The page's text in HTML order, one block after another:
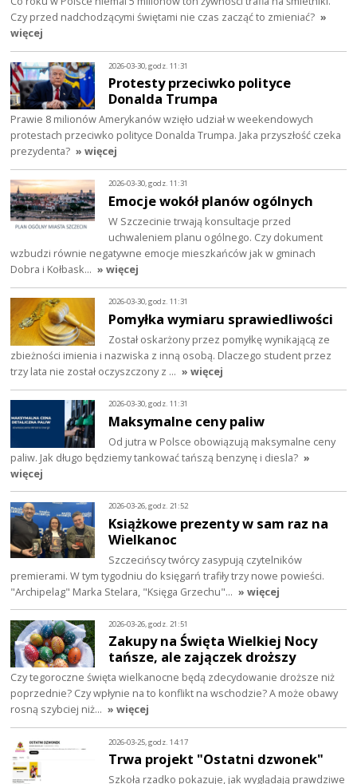
Czy przed nadchodzącymi świętami nie czas zacząć to zmieniać? »
więcej
2026-03-30, godz. 11:31
Protesty przeciwko polityce
Donalda Trumpa
Prawie 8 milionów Amerykanów wzięło udział w weekendowych
protestach przeciwko polityce Donalda Trumpa. Jaka przyszłość czeka
prezydenta? » więcej
2026-03-30, godz. 11:31
Emocje wokół planów ogólnych
W Szczecinie trwają konsultacje przed
uchwaleniem planu ogólnego. Czy dokument
wzbudzi równie negatywne emocje mieszkańców jak w gminach
Dobra i Kołbask… » więcej
2026-03-30, godz. 11:31
Pomyłka wymiaru sprawiedliwości
Został oskarżony przez pomyłkę wynikającą ze
zbieżności imienia i nazwiska z inną osobą. Dlaczego student przez
trzy lata nie został oczyszczony z … » więcej
2026-03-30, godz. 11:31
Maksymalne ceny paliw
Od jutra w Polsce obowiązują maksymalne ceny
paliw. Jak długo będziemy tankować tańszą benzynę i diesla? »
więcej
2026-03-26, godz. 21:52
Książkowe prezenty w sam raz na
Wielkanoc
Szczecińscy twórcy zasypują czytelników
premierami. W tym tygodniu do księgarń trafiły trzy nowe powieści.
"Archipelag" Marka Stelara, "Księga Grzechu"… » więcej
2026-03-26, godz. 21:51
Zakupy na Święta Wielkiej Nocy
tańsze, ale zajączek droższy
Czy tegoroczne święta wielkanocne będą zdecydowanie droższe niż
poprzednie? Czy wpłynie na to konflikt na wschodzie? A może obawy
rosną szybciej niż… » więcej
2026-03-25, godz. 14:17
Trwa projekt "Ostatni dzwonek"
Szkoła rzadko pokazuje, jak wyglądają prawdziwe